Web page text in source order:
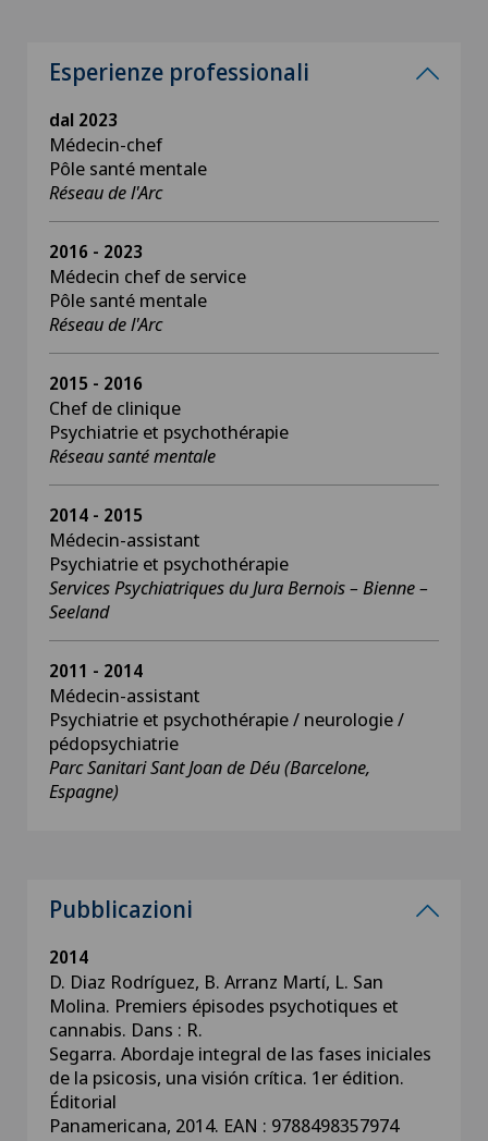
Esperienze professionali
dal 2023
Médecin-chef
Pôle santé mentale
Réseau de l'Arc
2016 - 2023
Médecin chef de service
Pôle santé mentale
Réseau de l'Arc
2015 - 2016
Chef de clinique
Psychiatrie et psychothérapie
Réseau santé mentale
2014 - 2015
Médecin-assistant
Psychiatrie et psychothérapie
Services Psychiatriques du Jura Bernois – Bienne –
Seeland
2011 - 2014
Médecin-assistant
Psychiatrie et psychothérapie / neurologie /
pédopsychiatrie
Parc Sanitari Sant Joan de Déu (Barcelone,
Espagne)
Pubblicazioni
2014
D. Diaz Rodríguez, B. Arranz Martí, L. San
Molina. Premiers épisodes psychotiques et
cannabis. Dans : R.
Segarra. Abordaje integral de las fases iniciales
de la psicosis, una visión crítica. 1er édition.
Éditorial
Panamericana, 2014. EAN : 9788498357974